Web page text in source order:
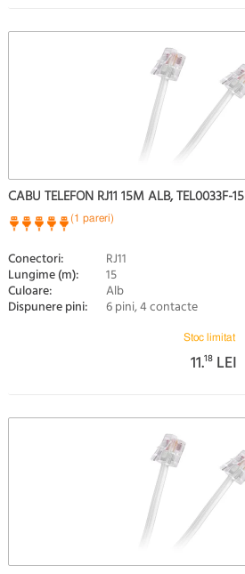
CABU TELEFON RJ11 15M ALB, TEL0033F-15
(1 pareri)
Conectori: RJ11
Lungime (m): 15
Culoare: Alb
Dispunere pini: 6 pini, 4 contacte
Stoc limitat
11.18 LEI